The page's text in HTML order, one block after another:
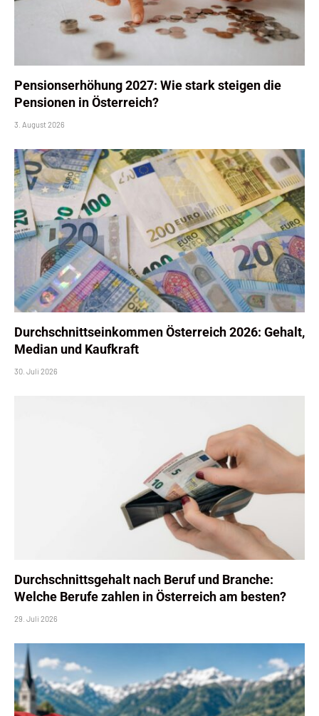
Pensionserhöhung 2027: Wie stark steigen die
Pensionen in Österreich?
3. August 2026
Durchschnittseinkommen Österreich 2026: Gehalt,
Median und Kaufkraft
30. Juli 2026
Durchschnittsgehalt nach Beruf und Branche:
Welche Berufe zahlen in Österreich am besten?
29. Juli 2026